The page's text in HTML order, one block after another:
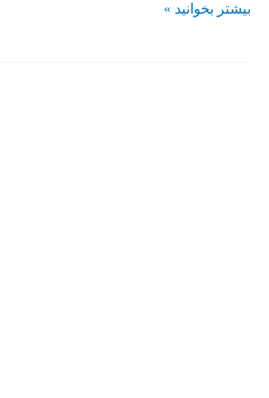
بیشتر بخوانید »